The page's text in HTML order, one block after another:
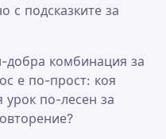
с подсказките за
добра комбинация за
е по-прост: коя
урок по-лесен за